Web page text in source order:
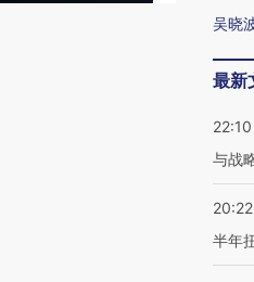
吴晓
最新
22:10
与战
20:22
半年